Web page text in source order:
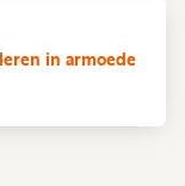
in armoede